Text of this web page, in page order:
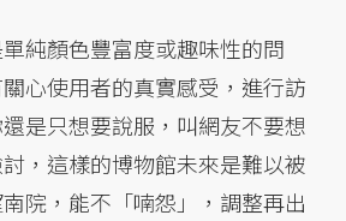
純顏色豐富度或趣味性的問
心使用者的真實感受，進行訪
是只想要說服，叫網友不要想
，這樣的博物館未來是難以被
院，能不「喃怨」，調整再出